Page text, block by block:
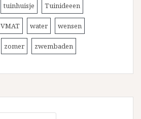
tuinhuisje Tuinideeen
VMAT water wensen
zomer zwembaden